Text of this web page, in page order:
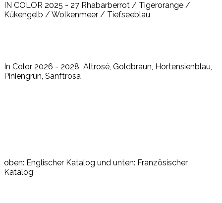
IN COLOR 2025 - 27 Rhabarberrot / Tigerorange /
Kükengelb / Wolkenmeer / Tiefseeblau
In Color 2026 - 2028 Altrosé, Goldbraun, Hortensienblau,
Piniengrün, Sanftrosa
oben: Englischer Katalog und unten: Französischer
Katalog